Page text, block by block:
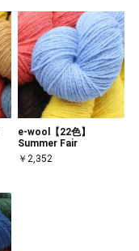
e-wool【22色】
Summer Fair
￥2,352